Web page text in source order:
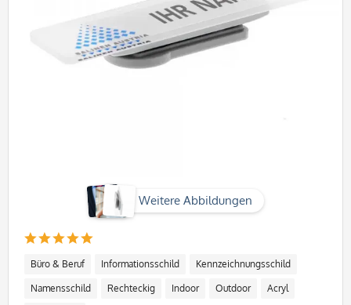
Weitere Abbildungen
Büro & Beruf Informationsschild Kennzeichnungsschild
Namensschild Rechteckig Indoor Outdoor Acryl